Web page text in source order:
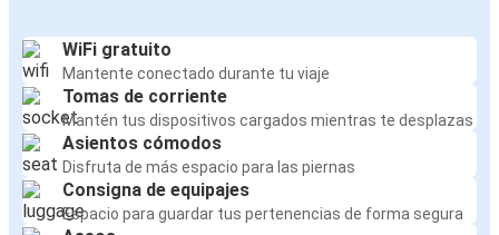
WiFi gratuito
Mantente conectado durante tu viaje
Tomas de corriente
Mantén tus dispositivos cargados mientras te desplazas
Asientos cómodos
Disfruta de más espacio para las piernas
Consigna de equipajes
Espacio para guardar tus pertenencias de forma segura